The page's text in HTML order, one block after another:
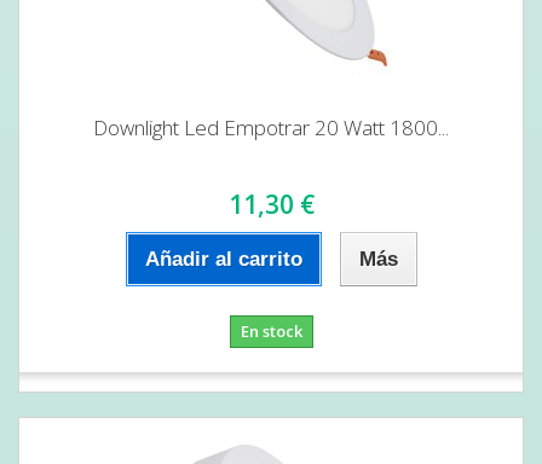
Downlight Led Empotrar 20 Watt 1800...
11,30 €
Añadir al carrito Más
En stock